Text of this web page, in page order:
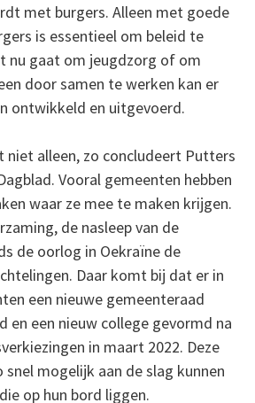
met burgers. Alleen met goede
is essentieel om beleid te
nu gaat om jeugdzorg of om
door samen te werken kan er
ontwikkeld en uitgevoerd.
niet alleen, zo concludeert Putters
Vooral gemeenten hebben
waar ze mee te maken krijgen.
de nasleep van de
de oorlog in Oekraïne de
Daar komt bij dat er in
een nieuwe gemeenteraad
een nieuw college gevormd na
in maart 2022. Deze
mogelijk aan de slag kunnen
op hun bord liggen.